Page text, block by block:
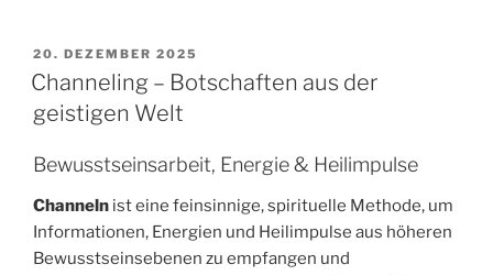
VERÖFFENTLICHT
AM
20. DEZEMBER 2025
Channeling – Botschaften aus der
geistigen Welt
Bewusstseinsarbeit, Energie & Heilimpulse
Channeln ist eine feinsinnige, spirituelle Methode, um
Informationen, Energien und Heilimpulse aus höheren
Bewusstseinsebenen zu empfangen und